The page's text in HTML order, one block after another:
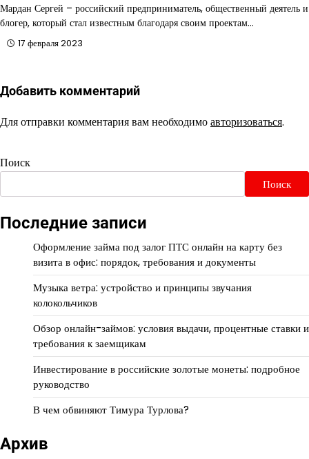
Мардан Сергей – российский предприниматель, общественный деятель и
блогер, который стал известным благодаря своим проектам…
17 февраля 2023
Добавить комментарий
Для отправки комментария вам необходимоавторизоваться.
Поиск
Поиск
Последние записи
Оформление займа под залог ПТС онлайн на карту без
визита в офис: порядок, требования и документы
Музыка ветра: устройство и принципы звучания
колокольчиков
Обзор онлайн-займов: условия выдачи, процентные ставки и
требования к заемщикам
Инвестирование в российские золотые монеты: подробное
руководство
В чем обвиняют Тимура Турлова?
Архив